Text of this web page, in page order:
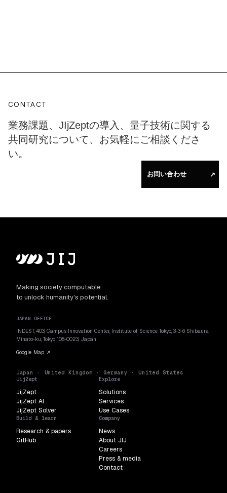
CONTACT
業務課題、JIjZeptの導入、量子技術に関する
共同研究について、お気軽にご相談くださ
い。
お問い合わせ ↗
Making society computable
to unlock humanity's potential.
JAPAN OFFICE
INDEST, 403, Campus Innovation Center, Institute of Science Tokyo, 3-3-6 Shibaura,
Minato-ku, Tokyo 108-0023, Japan
Google Map ↗
Japan · United Kingdom · Germany · United States
JijZept
JijZept
JijZept AI
JijZept Solver
Explore
Solutions
Services
Use Cases
Build & learn
Research & papers
GitHub
Company
News
About JIJ
Careers
Press & media
Contact